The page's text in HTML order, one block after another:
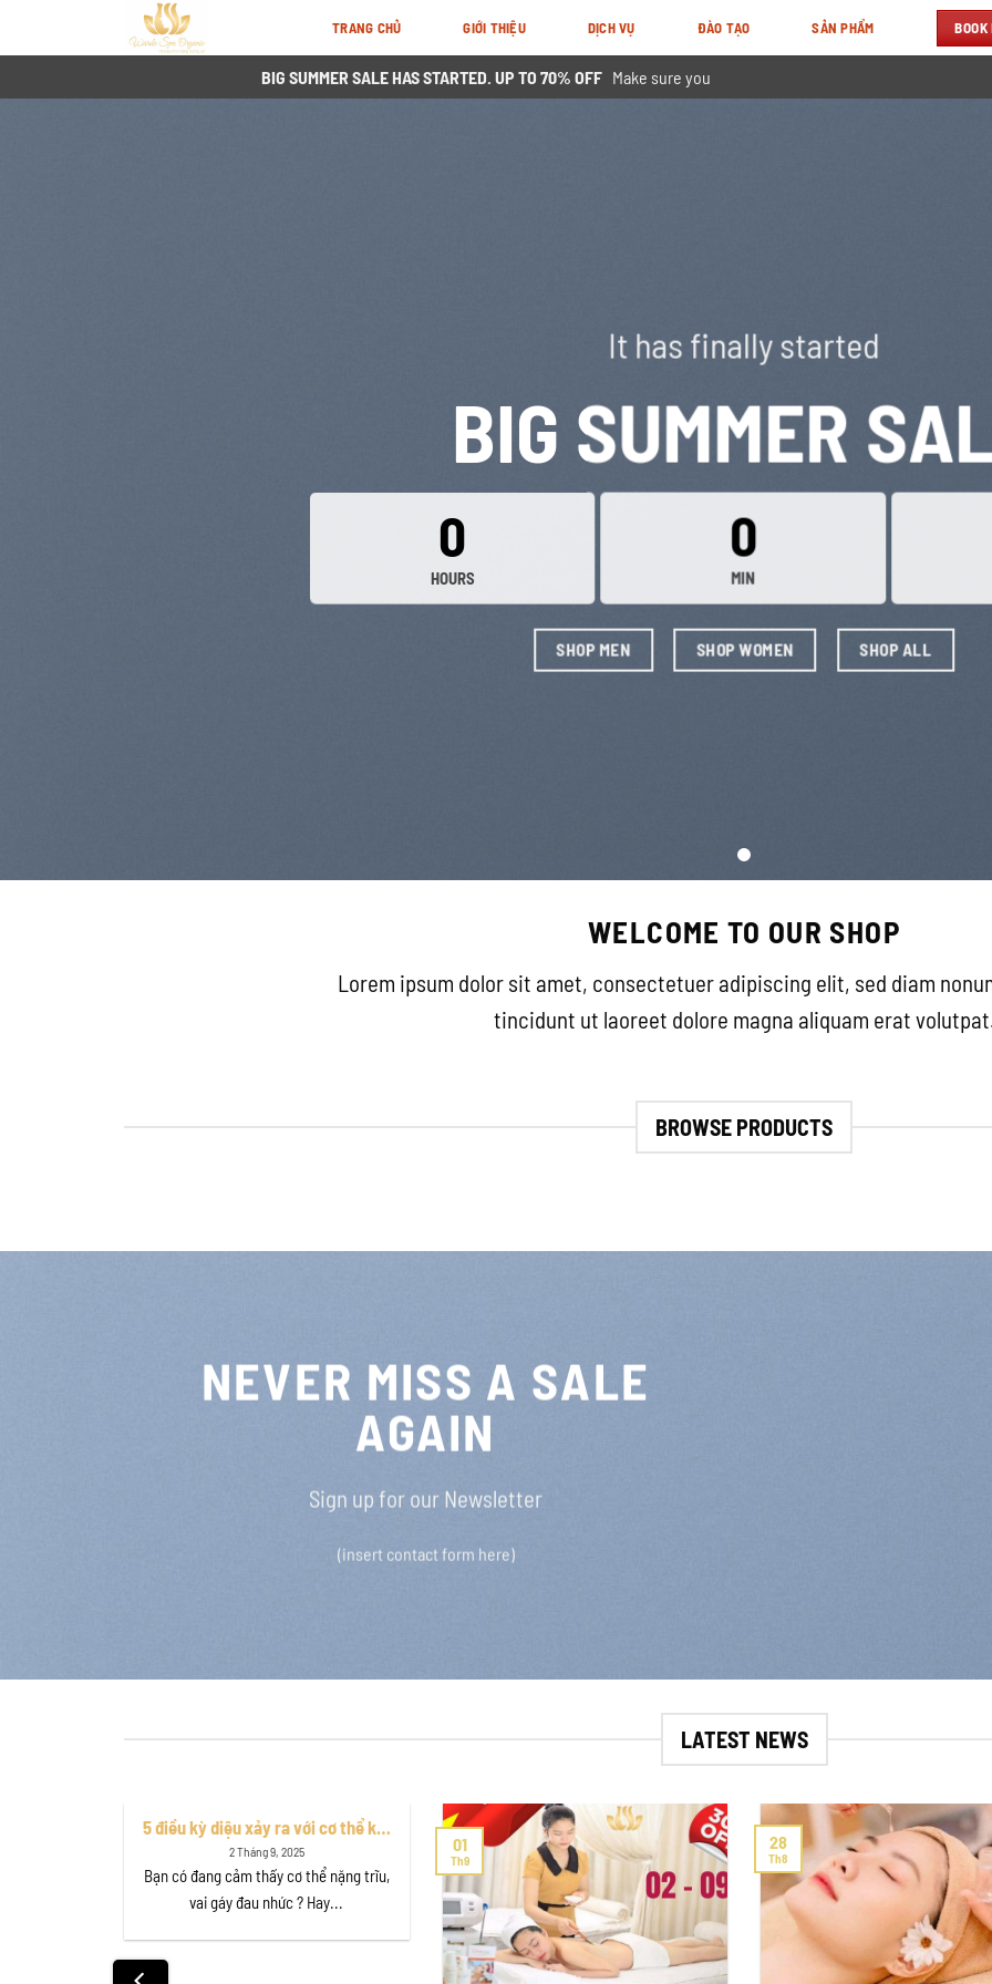
TRANG CHỦ GIỚI THIỆU DỊCH VỤ ĐÀO TẠO SẢN PHẨM BOOK
BIG SUMMER SALE HAS STARTED. UP TO 70% OFF Make sure you
It has finally started
BIG SUMMER
0
HOURS
0
MIN
SHOP MEN SHOP WOMEN SHOP ALL
WELCOME TO OUR SHOP
Lorem ipsum dolor sit amet, consectetuer adipiscing elit, sed diam
tincidunt ut laoreet dolore magna aliquam erat
BROWSE PRODUCTS
NEVER MISS A SALE
AGAIN
Sign up for our Newsletter
(insert contact form here)
LATEST NEWS
5 điều kỳ diệu xảy ra với cơ thể khi
massage body đá nóng, điều số 3
chắc chắn làm bạn bất ngờ
2 Tháng 9, 2025
Bạn có đang cảm thấy cơ thể nặng trĩu,
vai gáy đau nhức ? Hay...
01
Th9
28
Th8